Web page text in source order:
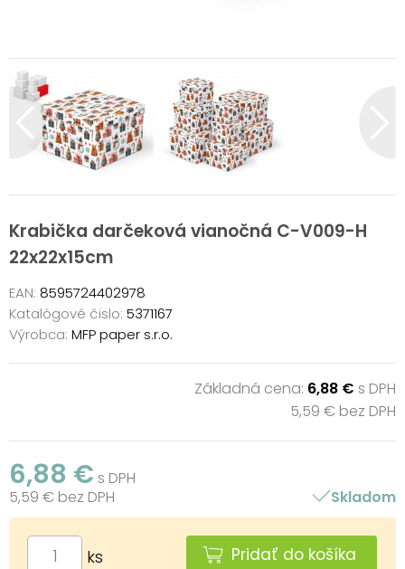
Krabička darčeková vianočná C-V009-H
22x22x15cm
EAN: 8595724402978
Katalógové čislo: 5371167
Výrobca: MFP paper s.r.o.
Základná cena: 6,88 € s DPH
5,59 € bez DPH
6,88 € s DPH
5,59 € bez DPH
Skladom
ks Pridať do košíka